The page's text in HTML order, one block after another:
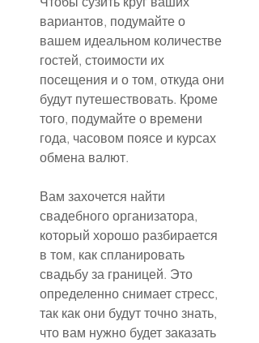
вариантов, подумайте о
вашем идеальном количестве
гостей, стоимости их
посещения и о том, откуда они
будут путешествовать. Кроме
того, подумайте о времени
года, часовом поясе и курсах
обмена валют.
Вам захочется найти
свадебного организатора,
который хорошо разбирается
в том, как спланировать
свадьбу за границей. Это
определенно снимает стресс,
так как они будут точно знать,
что вам нужно будет заказать